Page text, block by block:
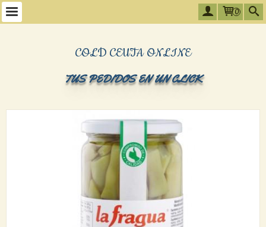
0
COLD CEUTA ONLINE
TUS PEDIDOS EN UN CLICK